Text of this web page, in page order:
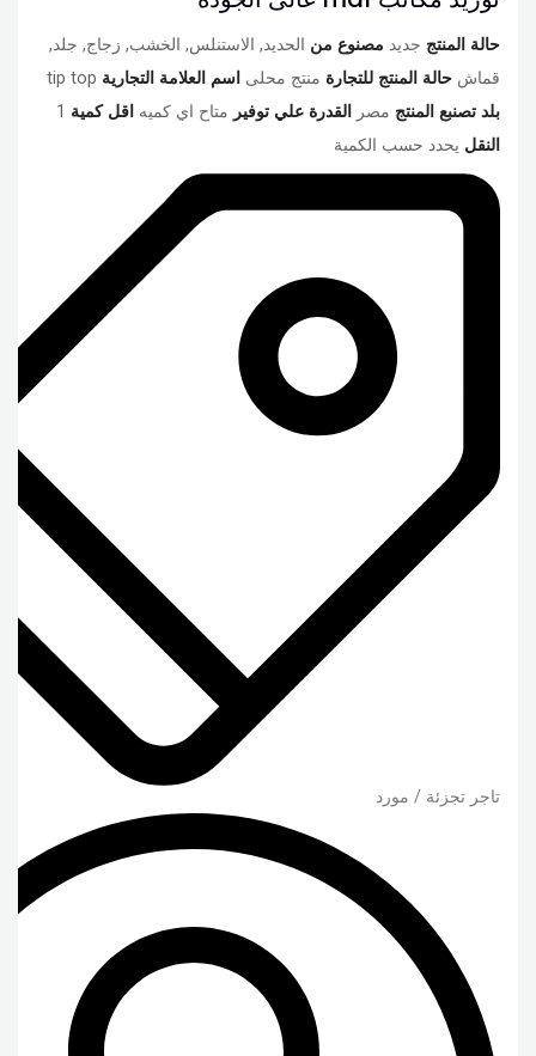
حالة المنتج جديد مصنوع من الحديد, الاستنلس, الخشب, زجاج, جلد,
قماش حالة المنتج للتجارة منتج محلى اسم العلامة التجارية tip top
بلد تصنبع المنتج مصر القدرة علي توفير متاح اي كميه اقل كمية 1
النقل يحدد حسب الكمية
تاجر تجزئة / مورد